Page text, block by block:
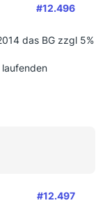
#12.496
das BG zzgl 5%
#12.497